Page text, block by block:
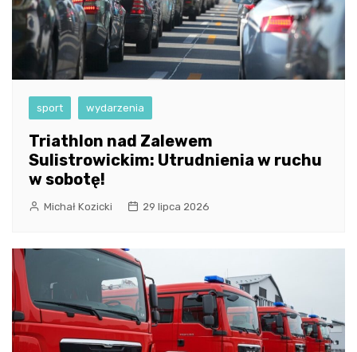
sport wydarzenia
Triathlon nad Zalewem
Sulistrowickim: Utrudnienia w ruchu
w sobotę!
Michał Kozicki 29 lipca 2026